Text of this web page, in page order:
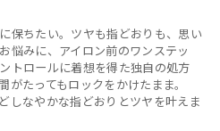
保ちたい。ツヤも指どおりも、思い
悩みに、アイロン前のワンステッ
トロールに着想を得た独自の処方
がたってもロックをかけたまま。
しなやかな指どおりとツヤを叶えま